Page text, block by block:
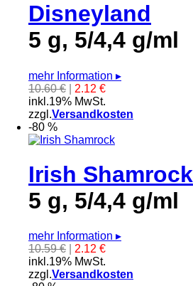
Disneyland
5 g, 5/4,4 g/ml
mehr Information ▸
10.60 €
2.12 €
inkl.19% MwSt.
zzgl.Versandkosten
-80 %
Irish Shamrock
5 g, 5/4,4 g/ml
mehr Information ▸
10.59 €
2.12 €
inkl.19% MwSt.
zzgl.Versandkosten